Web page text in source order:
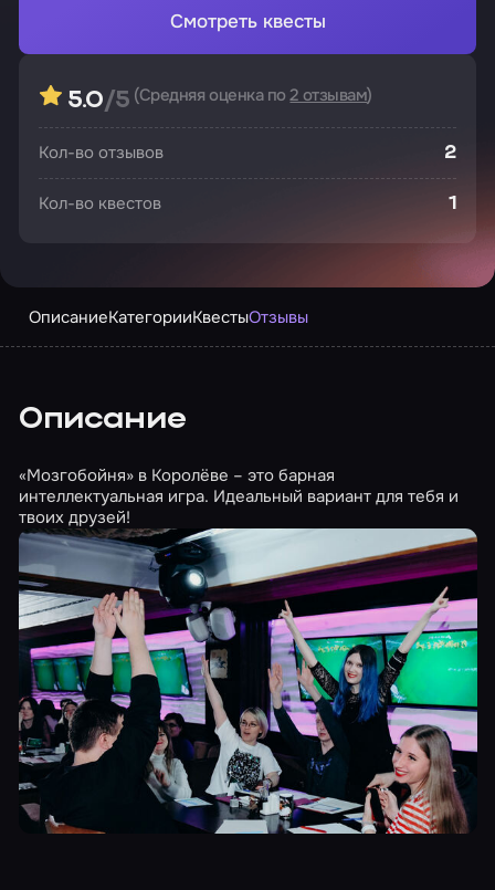
Смотреть квесты
5.0/5 (Средняя оценка по2 отзывам)
Кол-во отзывов 2
Кол-во квестов 1
ОписаниеКатегорииКвестыОтзывы
Описание
«Мозгобойня» в Королёве – это барная
интеллектуальная игра. Идеальный вариант для тебя и
твоих друзей!